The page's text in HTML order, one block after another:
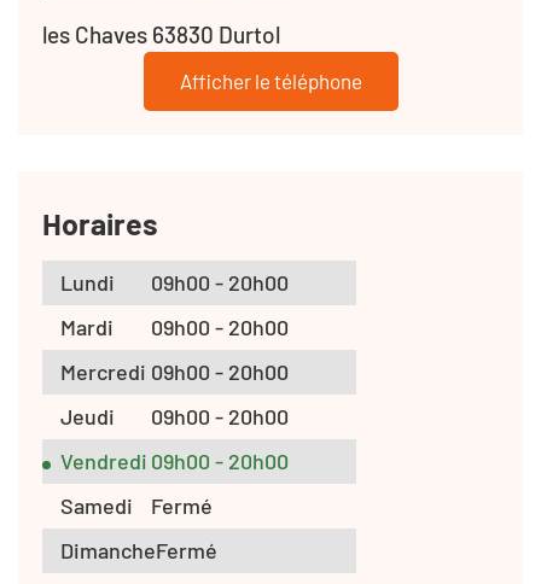
les Chaves 63830 Durtol
Afficher le téléphone
Horaires
Lundi
09h00 - 20h00
Mardi
09h00 - 20h00
Mercredi 09h00 - 20h00
Jeudi
09h00 - 20h00
Vendredi 09h00 - 20h00
Samedi
Fermé
DimancheFermé